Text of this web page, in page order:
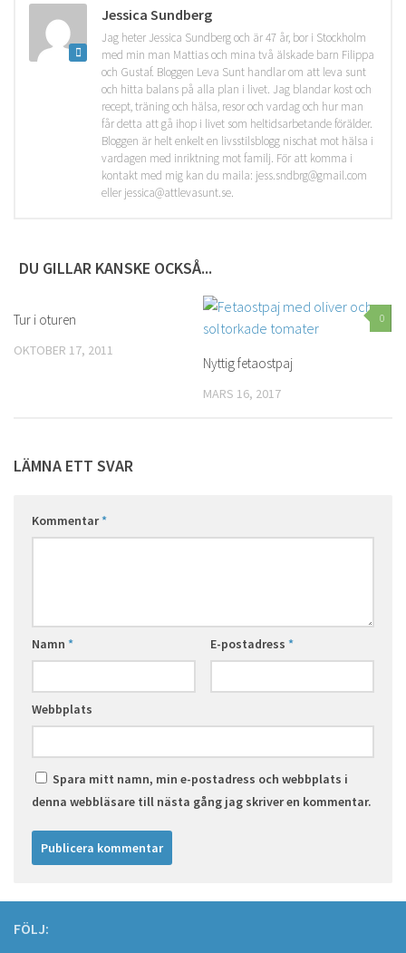
Jessica Sundberg
Jag heter Jessica Sundberg och är 47 år, bor i Stockholm
med min man Mattias och mina två älskade barn Filippa
och Gustaf. Bloggen Leva Sunt handlar om att leva sunt
och hitta balans på alla plan i livet. Jag blandar kost och
recept, träning och hälsa, resor och vardag och hur man
får detta att gå ihop i livet som heltidsarbetande förälder.
Bloggen är helt enkelt en livsstilsblogg nischat mot hälsa i
vardagen med inriktning mot familj. För att komma i
kontakt med mig kan du maila: jess.sndbrg@gmail.com
eller jessica@attlevasunt.se.
DU GILLAR KANSKE OCKSÅ...
Tur i oturen
OKTOBER 17, 2011
0
Nyttig fetaostpaj
MARS 16, 2017
LÄMNA ETT SVAR
Kommentar*
Namn * E-postadress *
Webbplats
Spara mitt namn, min e-postadress och webbplats i
denna webbläsare till nästa gång jag skriver en kommentar.
FÖLJ: